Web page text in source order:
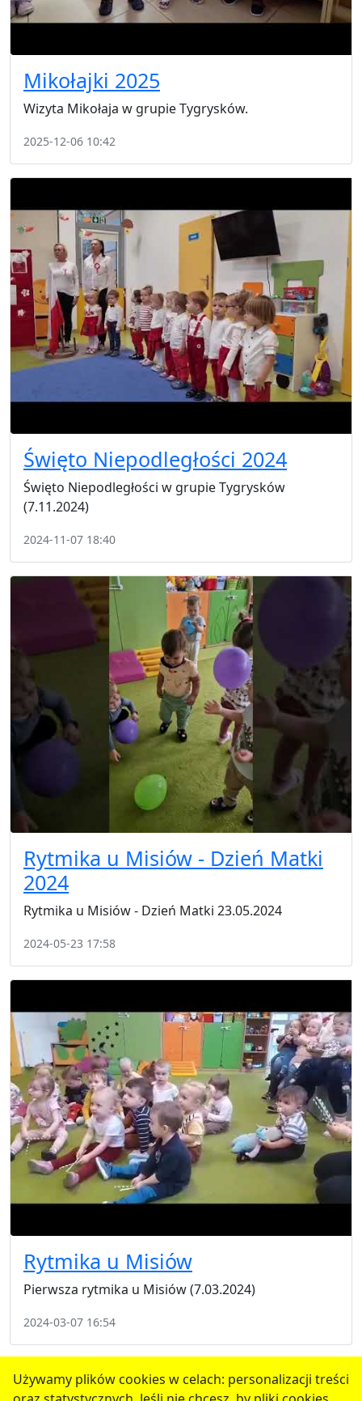
Używamy plików cookies w celach: personalizacji treści
Mikołajki 2025
Wizyta Mikołaja w grupie Tygrysków.
2025-12-06 10:42
Święto Niepodległości 2024
Święto Niepodległości w grupie Tygrysków
(7.11.2024)
2024-11-07 18:40
Rytmika u Misiów - Dzień Matki
2024
Rytmika u Misiów - Dzień Matki 23.05.2024
2024-05-23 17:58
Rytmika u Misiów
Pierwsza rytmika u Misiów (7.03.2024)
2024-03-07 16:54
1 2 3 4 5 następne